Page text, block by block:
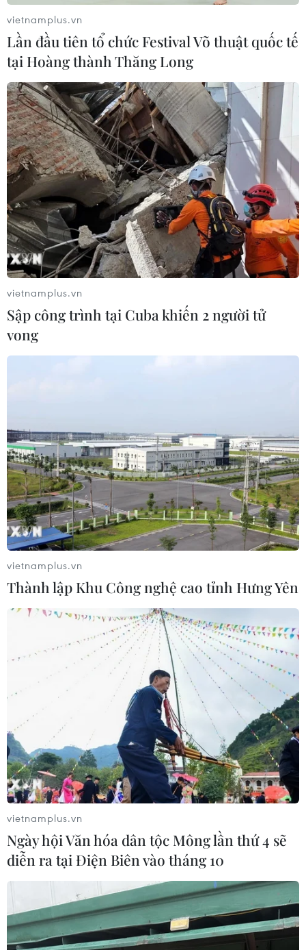
ngộ độc, ảnh hưởng đến sức khỏe.
Quảng Nam: Phát hiện thêm vụ cá chết
hàng loạt trên sông Nước Biên
29/04/2023 08:14
Theo phản ánh của người dân, có một nhóm 4-5 người
đến xã Trà Cang lúc chiều tối, đánh thuốc trên sông rồi
Hải Dương: Cá trong ao nuôi chết hàng
loạt, các hộ dân thiệt hại nặng
07/06/2023 11:14
Ngành chức năng địa phương nhận định tình trạng cá
chết hàng loạt ở thôn Tòng Hóa - vùng nuôi trồng thủy
sản tập trung của xã Đoàn Kết, huyện Thanh Miện, tỉnh
Hải Dương - là do nắng nóng kéo dài.
vietnamplus.vn
Lần đầu tiên tổ chức Festival Võ thuật quốc tế
tại Hoàng thành Thăng Long
vietnamplus.vn
Sập công trình tại Cuba khiến 2 người tử
vong
vietnamplus.vn
Thành lập Khu Công nghệ cao tỉnh Hưng Yên
vietnamplus.vn
Ngày hội Văn hóa dân tộc Mông lần thứ 4 sẽ
diễn ra tại Điện Biên vào tháng 10